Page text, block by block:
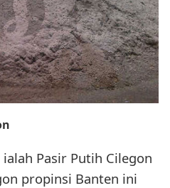
Pasir Putih Cilegon
propinsi Banten ini